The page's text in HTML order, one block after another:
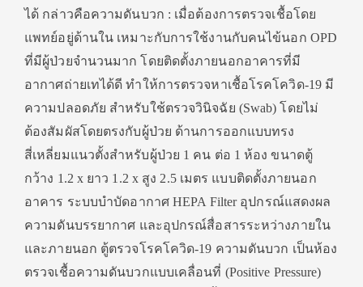
ได้ กล่าวคือความดันบวก : เมื่อต้องการตรวจเชื้อโดย
แพทย์อยู่ด้านใน เหมาะกับการใช้งานกับคนไข้นอก OPD
ที่มีผู้ป่วยจำนวนมาก โดยติดตั้งภายนอกอาคารที่มี
อากาศถ่ายเทได้ดี ทำให้การตรวจหาเชื้อโรคโควิด-19 มี
ความปลอดภัย สำหรับใช้ตรวจวินิจฉัย (Swab) โดยไม่
ต้องสัมผัสโดยตรงกับผู้ป่วย ด้านการออกแบบทรง
สี่เหลี่ยมแนวตั้งสำหรับผู้ป่วย 1 คน ต่อ 1 ห้อง ขนาดตู้
กว้าง 1.2 x ยาว 1.2 x สูง 2.5 เมตร แบบติดตั้งภายนอก
อาคาร ระบบบําบัดอากาศ HEPA Filter อุปกรณ์แสดงผล
ความดันบรรยากาศ และอุปกรณ์สื่อสารระหว่างภายใน
และภายนอก ตู้ตรวจโรคโควิด-19 ความดันบวก เป็นห้อง
ตรวจเชื้อความดันบวกแบบเคลื่อนที่ (Positive Pressure)